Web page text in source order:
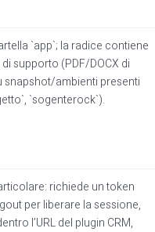
`app`; la radice contiene
supporto (PDF/DOCX di
snapshot/ambienti presenti
`sogenterock`).
richiede un token
per liberare la sessione,
l’URL del plugin CRM,